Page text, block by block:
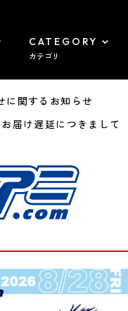
CATEGORY
カテゴリ
関するお知らせ
届け遅延につきまして